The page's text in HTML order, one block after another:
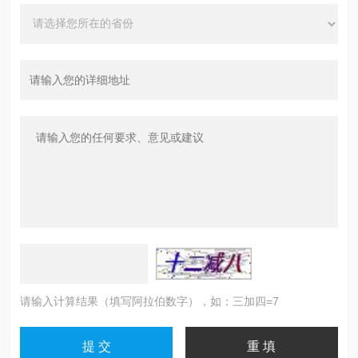
请输入计算结果（填写阿拉伯数字），如：三加四=7